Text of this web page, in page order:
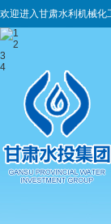
欢迎进入甘肃水利机械
1
2
3
4